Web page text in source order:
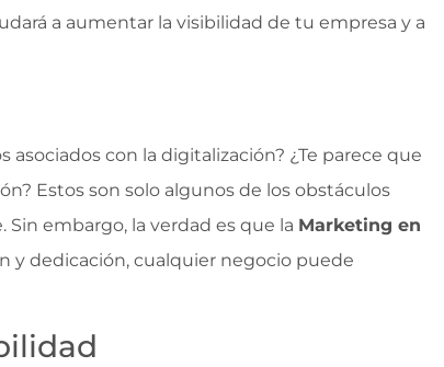
a aumentar la visibilidad de tu empresa y a
con la digitalización? ¿Te parece que
Estos son solo algunos de los obstáculos
embargo, la verdad es que la Marketing en
y dedicación, cualquier negocio puede